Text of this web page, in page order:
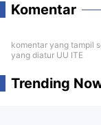
Komentar
komentar yang tampil
yang diatur UU ITE
Trending